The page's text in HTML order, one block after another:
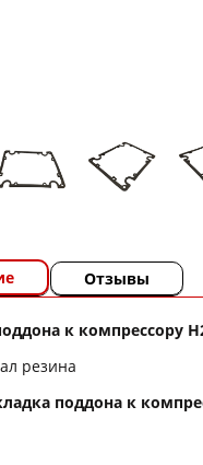
Отзывы
к компрессору
резина
поддона к